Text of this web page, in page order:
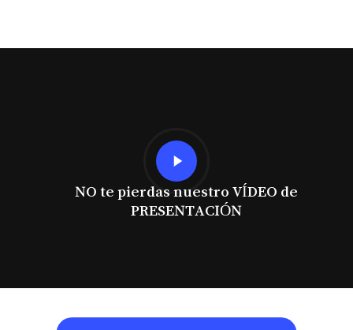
Play
Video
NO te pierdas nuestro VÍDEO de
PRESENTACIÓN